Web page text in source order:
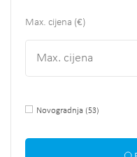
Max. cijena (€)
Novogradnja (53)